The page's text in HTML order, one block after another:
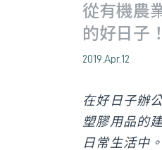
從有機農
的好日子！
2019.Apr.12
在好日子辦
塑膠用品的
日常生活中。